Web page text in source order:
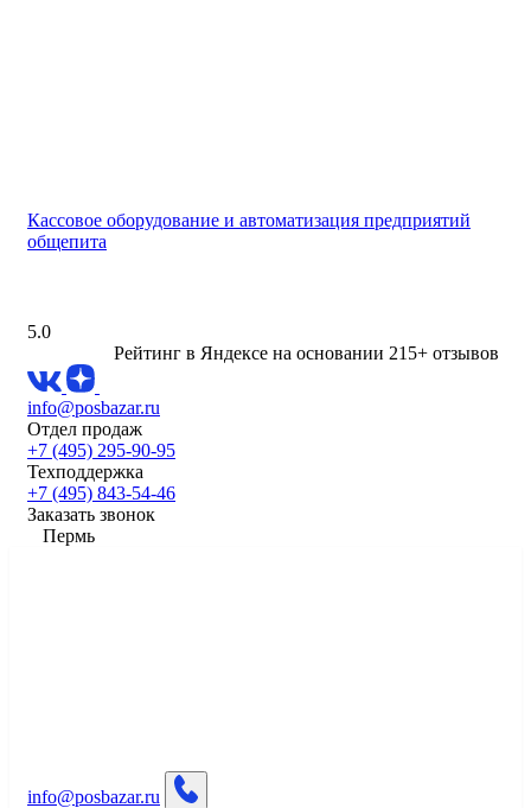
Кассовое оборудование и автоматизация предприятий
общепита
5.0
Рейтинг в Яндексе на основании 215+ отзывов
info@posbazar.ru
Отдел продаж
+7 (495) 295-90-95
Техподдержка
+7 (495) 843-54-46
Заказать звонок
Пермь
info@posbazar.ru